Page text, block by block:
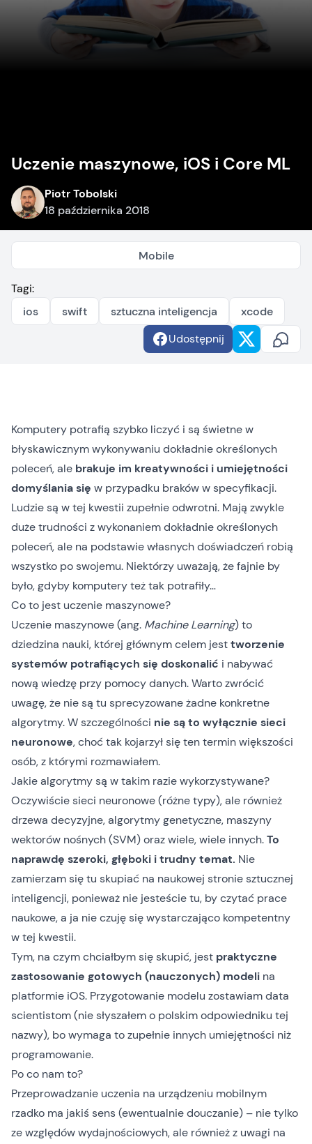
Uczenie maszynowe, iOS i Core ML
Piotr Tobolski
18 października 2018
Mobile
Tagi:
ios
swift sztuczna inteligencja
xcode
Udostępnij
Komputery potrafią szybko liczyć i są świetne w
błyskawicznym wykonywaniu dokładnie określonych
poleceń, ale brakuje im kreatywności i umiejętności
domyślania się w przypadku braków w specyfikacji.
Ludzie są w tej kwestii zupełnie odwrotni. Mają zwykle
duże trudności z wykonaniem dokładnie określonych
poleceń, ale na podstawie własnych doświadczeń robią
wszystko po swojemu. Niektórzy uważają, że fajnie by
było, gdyby komputery też tak potrafiły…
Co to jest uczenie maszynowe?
Uczenie maszynowe (ang. Machine Learning)to
dziedzina nauki, której głównym celem jesttworzenie
systemów potrafiących się doskonalić i nabywać
nową wiedzę przy pomocy danych. Warto zwrócić
uwagę, że nie są tu sprecyzowane żadne konkretne
algorytmy. W szczególności nie są to wyłącznie sieci
neuronowe, choć tak kojarzył się ten termin większości
osób, z którymi rozmawiałem.
Jakie algorytmy są w takim razie wykorzystywane?
Oczywiście sieci neuronowe (różne typy), ale również
drzewa decyzyjne, algorytmy genetyczne, maszyny
wektorów nośnych (SVM) oraz wiele, wiele innych.To
naprawdę szeroki, głęboki i trudny temat. Nie
zamierzam się tu skupiać na naukowej stronie sztucznej
inteligencji, ponieważ nie jesteście tu, by czytać prace
naukowe, a ja nie czuję się wystarczająco kompetentny
w tej kwestii.
Tym, na czym chciałbym się skupić, jest praktyczne
zastosowanie gotowych (nauczonych) modeli na
platformie iOS. Przygotowanie modelu zostawiam data
scientistom (nie słyszałem o polskim odpowiedniku tej
nazwy), bo wymaga to zupełnie innych umiejętności niż
programowanie.
Po co nam to?
Przeprowadzanie uczenia na urządzeniu mobilnym
rzadko ma jakiś sens (ewentualnie douczanie) – nie tylko
ze względów wydajnościowych, ale również z uwagi na